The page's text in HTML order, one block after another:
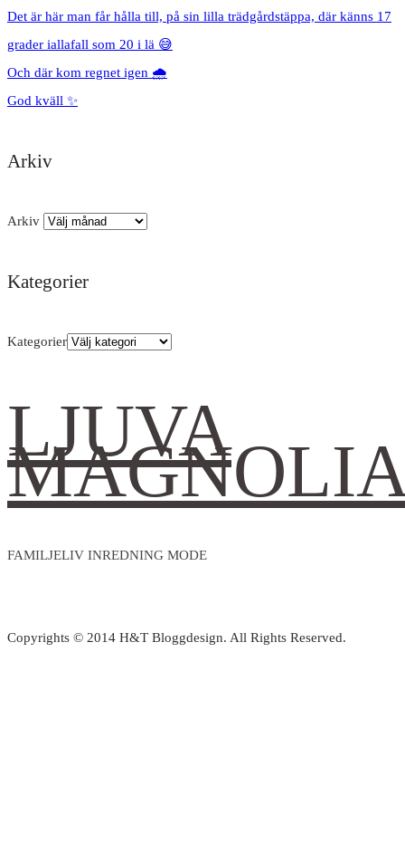
Det är här man får hålla till, på sin lilla trädgårdstäppa, där känns 17
grader iallafall som 20 i lä 😅
Och där kom regnet igen 🌧️
God kväll ✨
Arkiv
Arkiv
Kategorier
Kategorier
LJUVA
FAMILJELIV INREDNING MODE
Copyrights © 2014 H&T Bloggdesign. All Rights Reserved.